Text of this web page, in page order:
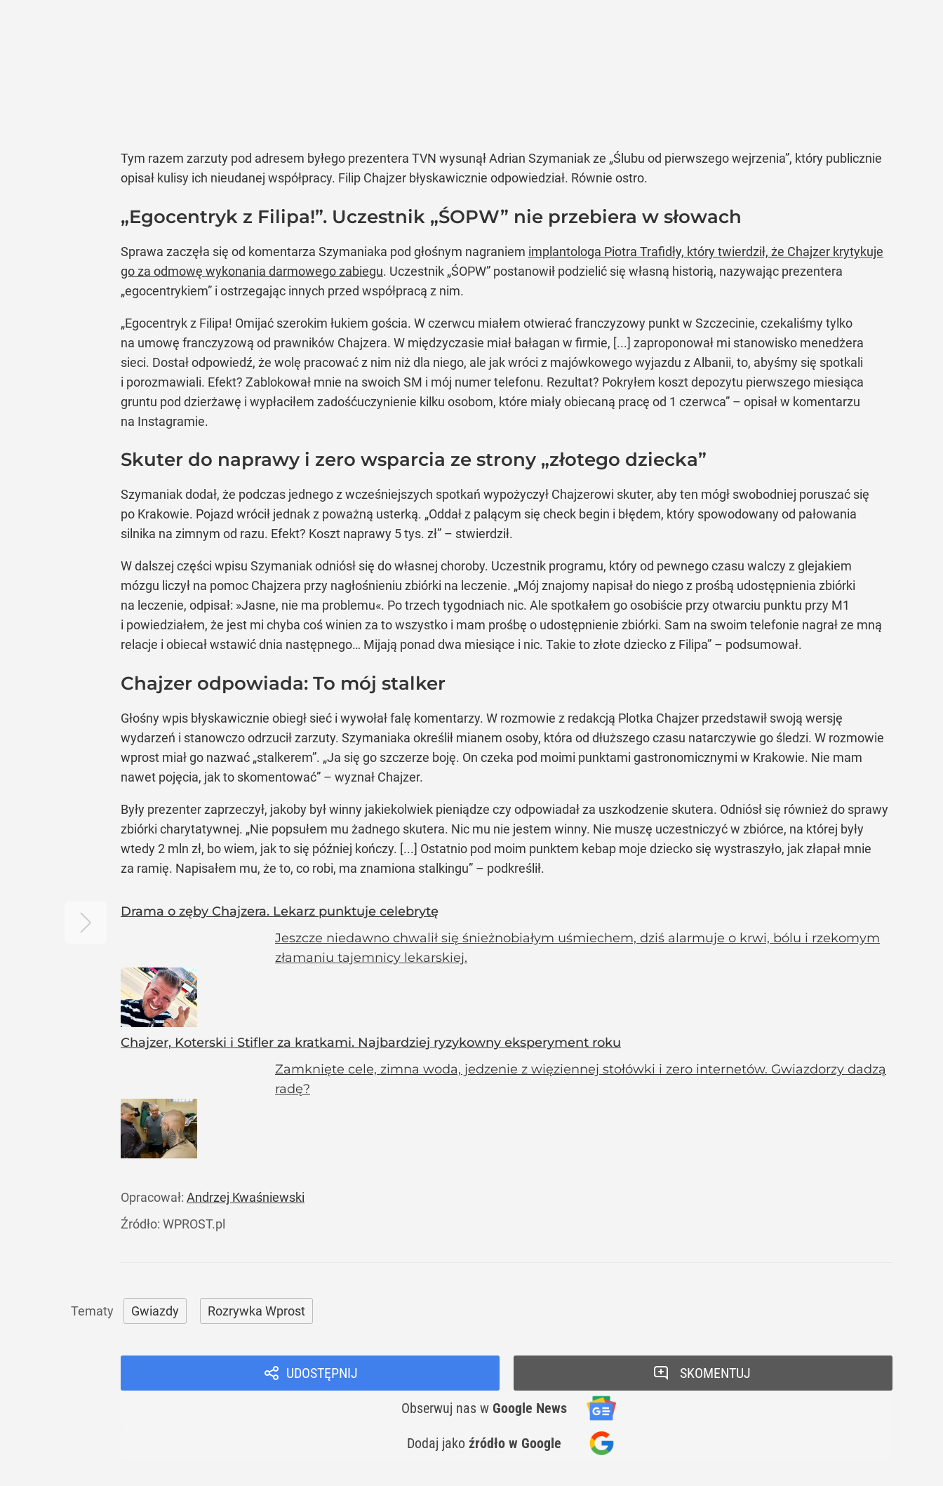
Tym razem zarzuty pod adresem byłego prezentera TVN wysunął Adrian Szymaniak ze „Ślubu od pierwszego wejrzenia”, który publicznie
opisał kulisy ich nieudanej współpracy. Filip Chajzer błyskawicznie odpowiedział. Równie ostro.
„Egocentryk z Filipa!”. Uczestnik „ŚOPW” nie przebiera w słowach
Sprawa zaczęła się od komentarza Szymaniaka pod głośnym nagraniem implantologa Piotra Trafidły, który twierdził, że Chajzer krytykuje
go za odmowę wykonania darmowego zabiegu. Uczestnik „ŚOPW” postanowił podzielić się własną historią, nazywając prezentera
„egocentrykiem” i ostrzegając innych przed współpracą z nim.
„Egocentryk z Filipa! Omijać szerokim łukiem gościa. W czerwcu miałem otwierać franczyzowy punkt w Szczecinie, czekaliśmy tylko
na umowę franczyzową od prawników Chajzera. W międzyczasie miał bałagan w firmie, [...] zaproponował mi stanowisko menedżera
sieci. Dostał odpowiedź, że wolę pracować z nim niż dla niego, ale jak wróci z majówkowego wyjazdu z Albanii, to, abyśmy się spotkali
i porozmawiali. Efekt? Zablokował mnie na swoich SM i mój numer telefonu. Rezultat? Pokryłem koszt depozytu pierwszego miesiąca
gruntu pod dzierżawę i wypłaciłem zadośćuczynienie kilku osobom, które miały obiecaną pracę od 1 czerwca” – opisał w komentarzu
na Instagramie.
Skuter do naprawy i zero wsparcia ze strony „złotego dziecka”
Szymaniak dodał, że podczas jednego z wcześniejszych spotkań wypożyczył Chajzerowi skuter, aby ten mógł swobodniej poruszać się
po Krakowie. Pojazd wrócił jednak z poważną usterką. „Oddał z palącym się check begin i błędem, który spowodowany od pałowania
silnika na zimnym od razu. Efekt? Koszt naprawy 5 tys. zł” – stwierdził.
W dalszej części wpisu Szymaniak odniósł się do własnej choroby. Uczestnik programu, który od pewnego czasu walczy z glejakiem
mózgu liczył na pomoc Chajzera przy nagłośnieniu zbiórki na leczenie. „Mój znajomy napisał do niego z prośbą udostępnienia zbiórki
na leczenie, odpisał: »Jasne, nie ma problemu«. Po trzech tygodniach nic. Ale spotkałem go osobiście przy otwarciu punktu przy M1
i powiedziałem, że jest mi chyba coś winien za to wszystko i mam prośbę o udostępnienie zbiórki. Sam na swoim telefonie nagrał ze mną
relacje i obiecał wstawić dnia następnego… Mijają ponad dwa miesiące i nic. Takie to złote dziecko z Filipa” – podsumował.
Chajzer odpowiada: To mój stalker
Głośny wpis błyskawicznie obiegł sieć i wywołał falę komentarzy. W rozmowie z redakcją Plotka Chajzer przedstawił swoją wersję
wydarzeń i stanowczo odrzucił zarzuty. Szymaniaka określił mianem osoby, która od dłuższego czasu natarczywie go śledzi. W rozmowie
wprost miał go nazwać „stalkerem”. „Ja się go szczerze boję. On czeka pod moimi punktami gastronomicznymi w Krakowie. Nie mam
nawet pojęcia, jak to skomentować” – wyznał Chajzer.
Były prezenter zaprzeczył, jakoby był winny jakiekolwiek pieniądze czy odpowiadał za uszkodzenie skutera. Odniósł się również do sprawy
zbiórki charytatywnej. „Nie popsułem mu żadnego skutera. Nic mu nie jestem winny. Nie muszę uczestniczyć w zbiórce, na której były
wtedy 2 mln zł, bo wiem, jak to się później kończy. [...] Ostatnio pod moim punktem kebap moje dziecko się wystraszyło, jak złapał mnie
za ramię. Napisałem mu, że to, co robi, ma znamiona stalkingu” – podkreślił.
Drama o zęby Chajzera. Lekarz punktuje celebrytę
Jeszcze niedawno chwalił się śnieżnobiałym uśmiechem, dziś alarmuje o krwi, bólu i rzekomym
złamaniu tajemnicy lekarskiej.
Chajzer, Koterski i Stifler za kratkami. Najbardziej ryzykowny eksperyment roku
Zamknięte cele, zimna woda, jedzenie z więziennej stołówki i zero internetów. Gwiazdorzy dadzą
radę?
Opracował: Andrzej Kwaśniewski
Źródło: WPROST.pl
Gwiazdy Rozrywka Wprost
UDOSTĘPNIJ
Obserwuj nas w Google News
Dodaj jako źródło w Google
SKOMENTUJ